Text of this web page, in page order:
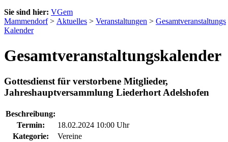
Sie sind hier: VGem
Mammendorf> Aktuelles > Veranstaltungen > Gesamtveranstaltungs
Kalender
Gesamtveranstaltungskalender
Gottesdienst für verstorbene Mitglieder,
Jahreshauptversammlung Liederhort Adelshofen
Beschreibung:
Termin:
18.02.2024 10:00 Uhr
Kategorie:
Vereine